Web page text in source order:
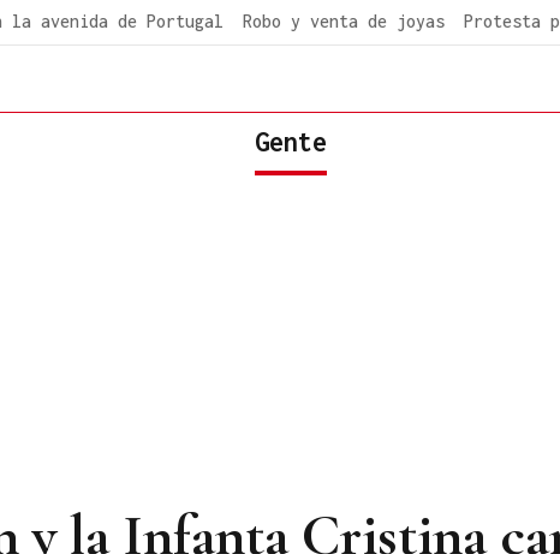
la avenida de Portugal Robo y venta de joyas Protesta
Gente
y la Infanta Cristina